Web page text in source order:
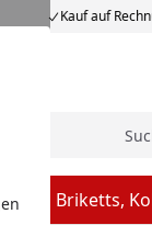
Kauf auf
Briketts,